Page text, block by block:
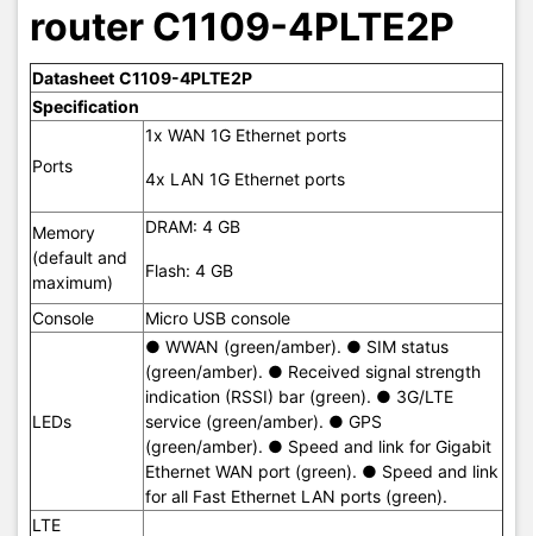
router C1109-4PLTE2P
Datasheet C1109-4PLTE2P
Specification
Ports
1x WAN 1G Ethernet ports
4x LAN 1G Ethernet ports
Memory
(default and
maximum)
DRAM: 4 GB
Flash: 4 GB
Console Micro USB console
LEDs
● WWAN (green/amber). ● SIM status
(green/amber). ● Received signal strength
indication (RSSI) bar (green). ● 3G/LTE
service (green/amber). ● GPS
(green/amber). ● Speed and link for Gigabit
Ethernet WAN port (green). ● Speed and link
for all Fast Ethernet LAN ports (green).
LTE